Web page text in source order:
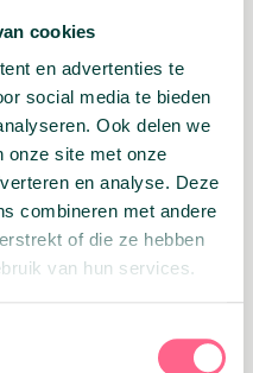
cookies
en advertenties te
social media te bieden
Ook delen we
onze site met onze
en analyse. Deze
combineren met andere
of die ze hebben
van hun services.
in de basis
in loondienst. Wel is
controleren of alle
WOZ-waarde, je
aftrekbare
je in één oogopslag
van je